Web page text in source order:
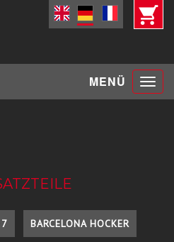
MENÜ Toggle
BARCELONA HOCKER